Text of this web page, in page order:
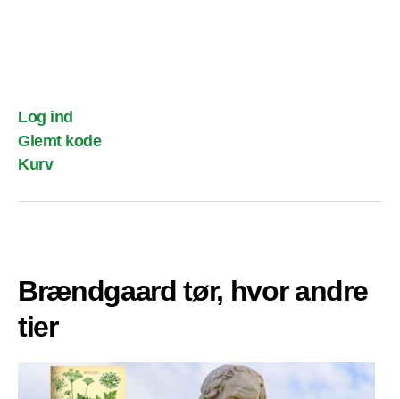
Log ind
Glemt kode
Kurv
Brændgaard tør, hvor andre
tier